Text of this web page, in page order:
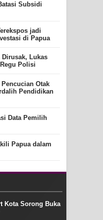
Subsidi
jadi
di Papua
Dirusak, Lukas
Polisi
Otak
Pendidikan
Data Pemilih
Papua dalam
Kota Sorong Buka